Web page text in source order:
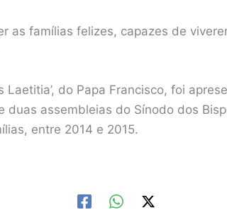
as famílias felizes, capazes de
Laetitia’, do Papa Francisco, foi
duas assembleias do Sínodo dos
entre 2014 e 2015.